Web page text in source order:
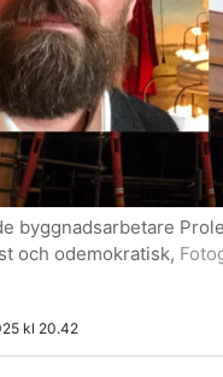
byggnadsarbetare
och odemokratisk,
kl 20.42